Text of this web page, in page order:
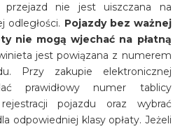
nie jest uiszczana na
odległości. Pojazdy bez ważnej
nie mogą wjechać na płatną
jest powiązana z numerem
Przy zakupie elektronicznej
prawidłowy numer tablicy
pojazdu oraz wybrać
odpowiedniej klasy opłaty. Jeżeli